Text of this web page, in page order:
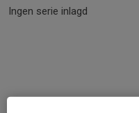
Ingen serie inlagd